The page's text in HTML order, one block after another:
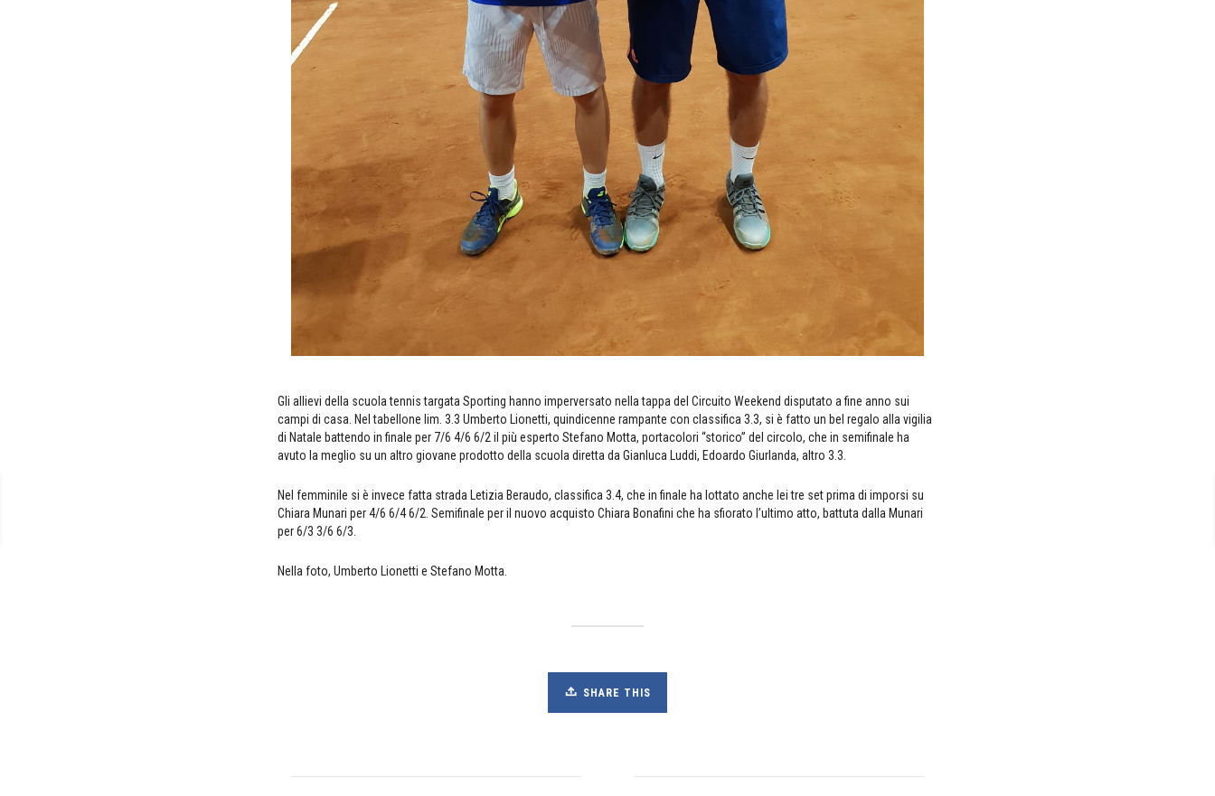
Gli allievi della scuola tennis targata Sporting hanno imperversato nella tappa del Circuito Weekend disputato a fine anno sui
campi di casa. Nel tabellone lim. 3.3 Umberto Lionetti, quindicenne rampante con classifica 3.3, si è fatto un bel regalo alla vigilia
di Natale battendo in finale per 7/6 4/6 6/2 il più esperto Stefano Motta, portacolori “storico” del circolo, che in semifinale ha
avuto la meglio su un altro giovane prodotto della scuola diretta da Gianluca Luddi, Edoardo Giurlanda, altro 3.3.
Nel femminile si è invece fatta strada Letizia Beraudo, classifica 3.4, che in finale ha lottato anche lei tre set prima di imporsi su
Chiara Munari per 4/6 6/4 6/2. Semifinale per il nuovo acquisto Chiara Bonafini che ha sfiorato l’ultimo atto, battuta dalla Munari
per 6/3 3/6 6/3.
Nella foto, Umberto Lionetti e Stefano Motta.
SHARE THIS